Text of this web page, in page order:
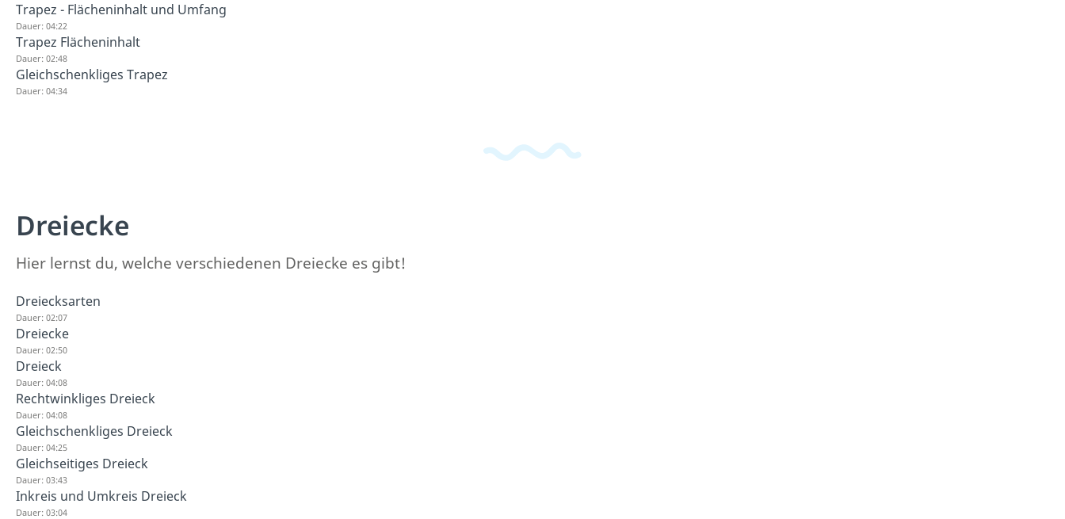
Trapez - Flächeninhalt und Umfang
Dauer: 04:22
Trapez Flächeninhalt
Dauer: 02:48
Gleichschenkliges Trapez
Dauer: 04:34
Dreiecke
Hier lernst du, welche verschiedenen Dreiecke es gibt!
Dreiecksarten
Dauer: 02:07
Dreiecke
Dauer: 02:50
Dreieck
Dauer: 04:08
Rechtwinkliges Dreieck
Dauer: 04:08
Gleichschenkliges Dreieck
Dauer: 04:25
Gleichseitiges Dreieck
Dauer: 03:43
Inkreis und Umkreis Dreieck
Dauer: 03:04